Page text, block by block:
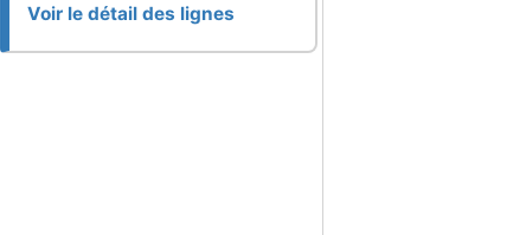
Voir le détail des lignes